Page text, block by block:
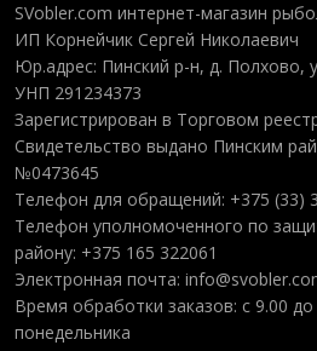
SVobler.com интернет-магазин
ИП Корнейчик Сергей Николаевич
Юр.адрес: Пинский р-н, д. Полхово,
УНП 291234373
Зарегистрирован в Торговом
Свидетельство выдано Пинским
№0473645
Телефон для обращений: +375 (33)
Телефон уполномоченного по
району: +375 165 322061
Электронная почта:
Время обработки заказов: с 9.00
понедельника